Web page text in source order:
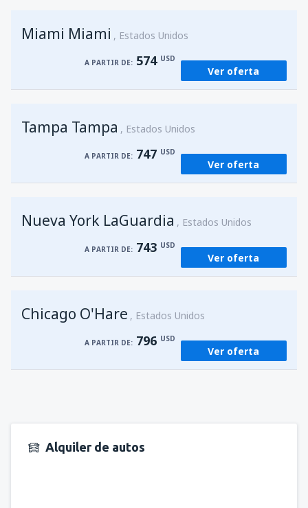
Miami Miami Estados Unidos
A PARTIR DE: 574 USD
Ver oferta
Tampa Tampa Estados Unidos
A PARTIR DE: 747 USD
Ver oferta
Nueva York LaGuardia Estados Unidos
A PARTIR DE: 743 USD
Ver oferta
Chicago O'Hare Estados Unidos
A PARTIR DE: 796 USD
Ver oferta
Alquiler de autos